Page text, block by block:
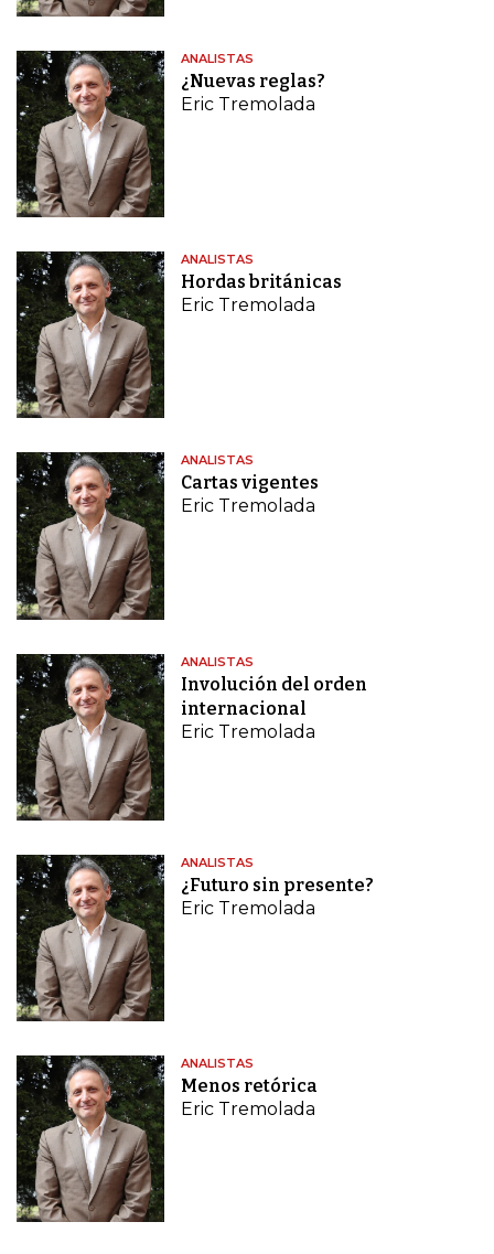
ANALISTAS
¿Nuevas reglas?
Eric Tremolada
ANALISTAS
Hordas británicas
Eric Tremolada
ANALISTAS
Cartas vigentes
Eric Tremolada
ANALISTAS
Involución del orden
internacional
Eric Tremolada
ANALISTAS
¿Futuro sin presente?
Eric Tremolada
ANALISTAS
Menos retórica
Eric Tremolada